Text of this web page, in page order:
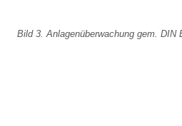
Bild 3. Anlagenüberwachung gem. DIN